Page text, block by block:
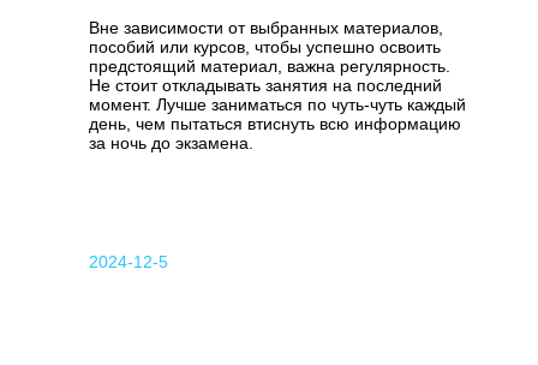
2024-12-5
Вне зависимости от выбранных материалов,
пособий или курсов, чтобы успешно освоить
предстоящий материал, важна регулярность.
Не стоит откладывать занятия на последний
момент. Лучше заниматься по чуть-чуть каждый
день, чем пытаться втиснуть всю информацию
за ночь до экзамена.